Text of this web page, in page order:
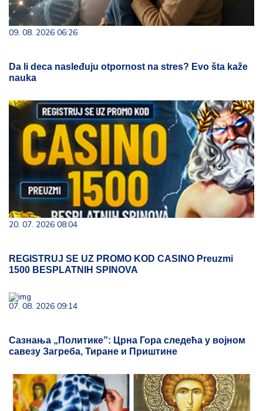
09. 08. 2026 06:26
Da li deca nasleđuju otpornost na stres? Evo šta kaže
nauka
20. 07. 2026 08:04
REGISTRUJ SE UZ PROMO KOD CASINO Preuzmi
1500 BESPLATNIH SPINOVA
07. 08. 2026 09:14
Сазнања „Политике”: Црна Гора следећа у војном
савезу Загреба, Тиране и Приштине